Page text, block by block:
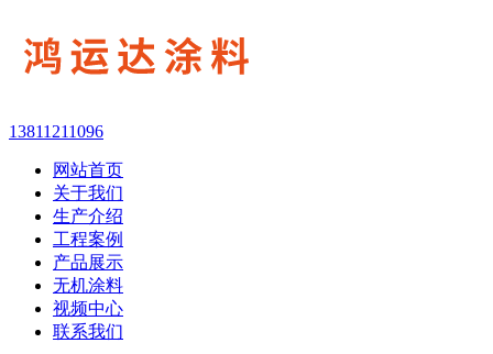
13811211096
网站首页
关于我们
生产介绍
工程案例
产品展示
无机涂料
视频中心
联系我们